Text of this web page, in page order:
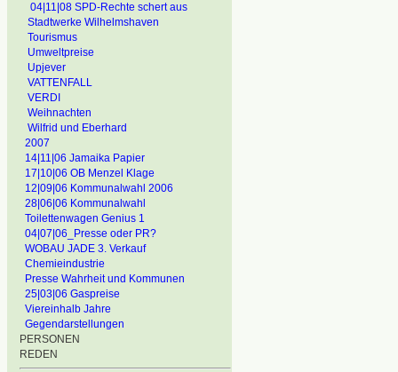
04|11|08 SPD-Rechte schert aus
Stadtwerke Wilhelmshaven
Tourismus
Umweltpreise
Upjever
VATTENFALL
VERDI
Weihnachten
Wilfrid und Eberhard
2007
14|11|06 Jamaika Papier
17|10|06 OB Menzel Klage
12|09|06 Kommunalwahl 2006
28|06|06 Kommunalwahl
Toilettenwagen Genius 1
04|07|06_Presse oder PR?
WOBAU JADE 3. Verkauf
Chemieindustrie
Presse Wahrheit und Kommunen
25|03|06 Gaspreise
Viereinhalb Jahre
Gegendarstellungen
PERSONEN
REDEN